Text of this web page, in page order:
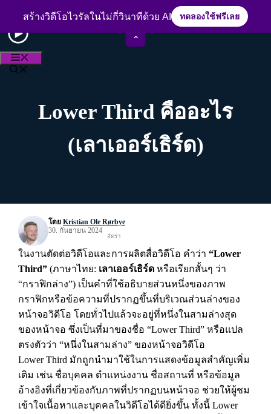
สร้างวิดีโอไวรัลในไม่กี่วินาทีด้วย AI ทดลองใช้ฟรีเลย
⌃
ประสบการณ์กว่า 15 ปีในวงการตัดต่อวิดีโอ
Lower Third คืออะไร
(เลาเออร์เธิร์ด)
โดย Kristian Ole Rørbye
30. กันยายน 2024
อัตรา
ในงานตัดต่อวิดีโอและการผลิตสื่อวิดีโอ คำว่า “Lower
Third” (ภาษาไทย: เลาเออร์เธิร์ด หรือเรียกสั้นๆ ว่า
“กราฟิกล่าง”) เป็นคำที่ใช้อธิบายส่วนหนึ่งของภาพ
กราฟิกหรือข้อความที่ปรากฏขึ้นที่บริเวณส่วนล่างของ
หน้าจอวิดีโอ โดยทั่วไปแล้วจะอยู่ที่หนึ่งในสามล่างสุด
ของหน้าจอ ซึ่งเป็นที่มาของชื่อ “Lower Third” หรือแปล
ตรงตัวว่า “หนึ่งในสามล่าง” ของหน้าจอวิดีโอ
Lower Third มักถูกนำมาใช้ในการแสดงข้อมูลสำคัญเพิ่ม
เติม เช่น ชื่อบุคคล ตำแหน่งงาน ชื่อสถานที่ หรือข้อมูล
อ้างอิงที่เกี่ยวข้องกับภาพที่ปรากฏบนหน้าจอ ช่วยให้ผู้ชม
เข้าใจเนื้อหาและบุคคลในวิดีโอได้ดียิ่งขึ้น ทั้งนี้ Lower